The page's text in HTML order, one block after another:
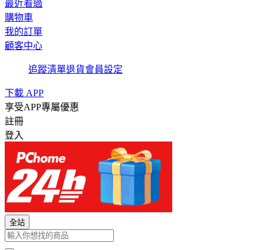
最近看過
購物車
我的訂單
顧客中心
追蹤清單退貨會員設定
下載 APP
享受APP專屬優惠
註冊
登入
全站